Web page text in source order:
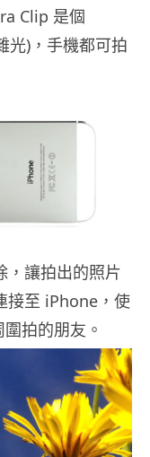
Clip 是個
光)，手機都可拍
，讓拍出的照片
接至 iPhone，使
拍的朋友。